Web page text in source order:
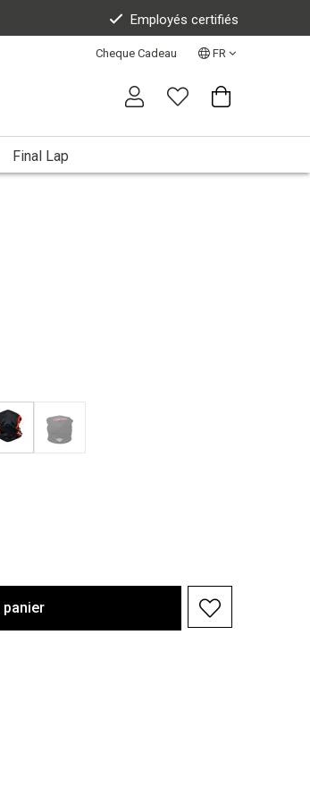
Employés certifiés
Cheque Cadeau FR
Final Lap
panier